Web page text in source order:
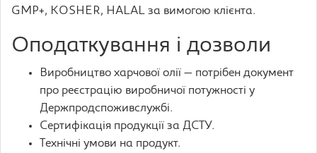
GMP+, KOSHER, HALAL за вимогою клієнта.
Оподаткування і дозволи
Виробництво харчової олії — потрібен документ
про реєстрацію виробничої потужності у
Держпродспоживслужбі.
Сертифікація продукції за ДСТУ.
Технічні умови на продукт.